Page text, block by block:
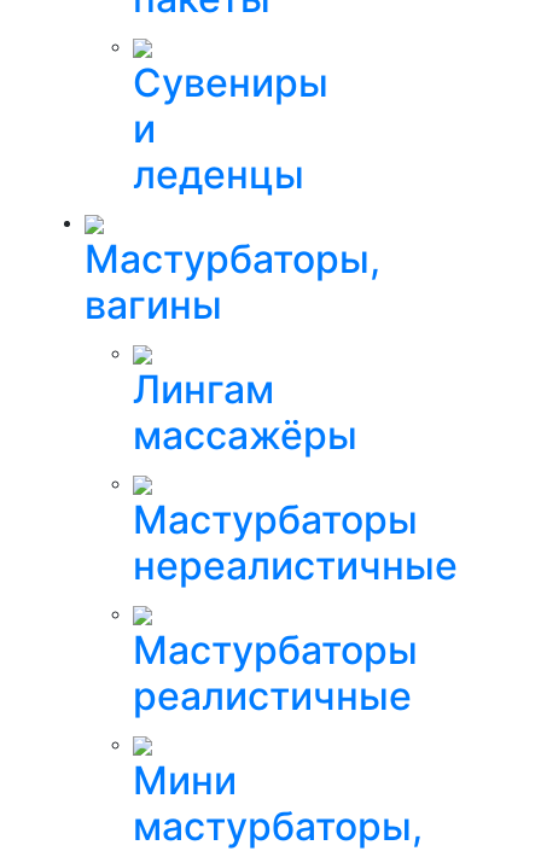
Сувениры
и
леденцы
Мастурбаторы,
вагины
Лингам
массажёры
Мастурбаторы
нереалистичные
Мастурбаторы
реалистичные
Мини
мастурбаторы,